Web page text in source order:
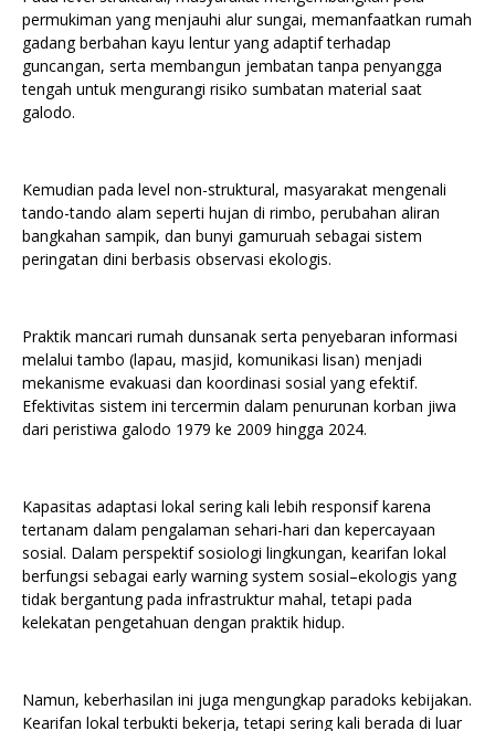
permukiman yang menjauhi alur sungai, memanfaatkan rumah
gadang berbahan kayu lentur yang adaptif terhadap
guncangan, serta membangun jembatan tanpa penyangga
tengah untuk mengurangi risiko sumbatan material saat
galodo.
Kemudian pada level non-struktural, masyarakat mengenali
tando-tando alam seperti hujan di rimbo, perubahan aliran
bangkahan sampik, dan bunyi gamuruah sebagai sistem
peringatan dini berbasis observasi ekologis.
Praktik mancari rumah dunsanak serta penyebaran informasi
melalui tambo (lapau, masjid, komunikasi lisan) menjadi
mekanisme evakuasi dan koordinasi sosial yang efektif.
Efektivitas sistem ini tercermin dalam penurunan korban jiwa
dari peristiwa galodo 1979 ke 2009 hingga 2024.
Kapasitas adaptasi lokal sering kali lebih responsif karena
tertanam dalam pengalaman sehari-hari dan kepercayaan
sosial. Dalam perspektif sosiologi lingkungan, kearifan lokal
berfungsi sebagai early warning system sosial–ekologis yang
tidak bergantung pada infrastruktur mahal, tetapi pada
kelekatan pengetahuan dengan praktik hidup.
Namun, keberhasilan ini juga mengungkap paradoks kebijakan.
Kearifan lokal terbukti bekerja, tetapi sering kali berada di luar